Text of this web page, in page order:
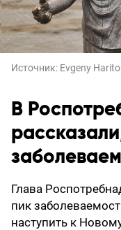
Источник: Evgeny
В
Глава
пик
наступить к